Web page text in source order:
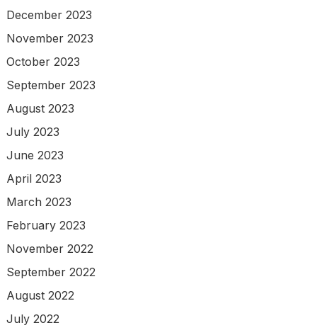
December 2023
November 2023
October 2023
September 2023
August 2023
July 2023
June 2023
April 2023
March 2023
February 2023
November 2022
September 2022
August 2022
July 2022